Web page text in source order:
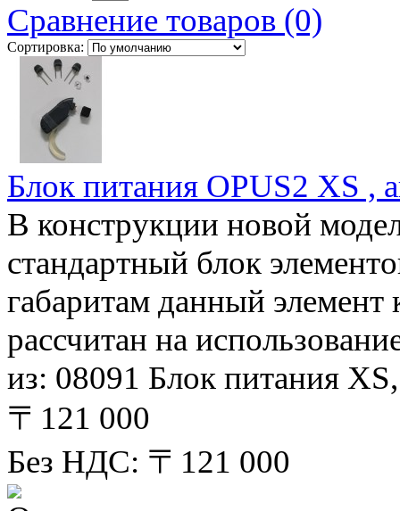
Сравнение товаров (0)
Сортировка:
Блок питания OPUS2 XS ,
В конструкции новой
стандартный блок
габаритам данный
рассчитан на
из: 08091 Блок питания
〒121 000
Без НДС: 〒121 000